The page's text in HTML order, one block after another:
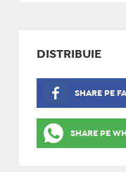
DISTRIBUIE
SHARE PE
SHARE PE